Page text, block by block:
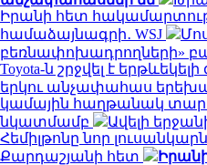
Իրանի հետ
համաձայնագրի․ WSJ
բեռնափոխադրողների»
Toyota-ն շրջվել է
երկու անչափահաս
կամային հաղթանակ
նկատմամբ
Ավելի
Հեմիլթոնը նոր
Քարդաշյանի հետ